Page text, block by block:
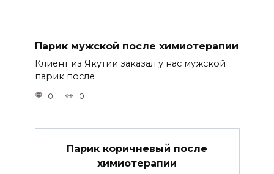
Парик мужской после химиотерапии
Клиент из Якутии заказал у нас мужской
парик после
0 0
Парик коричневый после
химиотерапии